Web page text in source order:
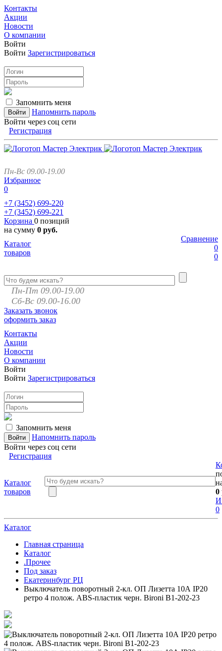
Контакты
Акции
Новости
О компании
Войти
Войти Зарегистрироваться
Запомнить меня
Напомнить пароль
Войти через соц сети
Регистрация
Пн-Вс 09.00-19.00
Избранное
0
+7 (3452) 699-220
+7 (3452) 699-221
Корзина 0 позиций
на сумму 0 руб.
Сравнение
0
0
Каталог
товаров
Пн-Пт 09.00-19.00
Сб-Вс 09.00-16.00
Заказать звонок
оформить заказ
Контакты
Акции
Новости
О компании
Войти
Войти Зарегистрироваться
Запомнить меня
Напомнить пароль
Войти через соц сети
Регистрация
Каталог
товаров
0
0
Каталог
Главная страница
Каталог
.Прочее
Под заказ
Екатеринбург РЦ
Выключатель поворотный 2-кл. ОП Лизетта 10А IP20
ретро 4 полож. ABS-пластик черн. Bironi B1-202-23